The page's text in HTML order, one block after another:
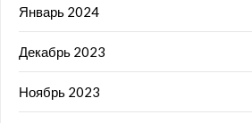
Январь 2024
Декабрь 2023
Ноябрь 2023